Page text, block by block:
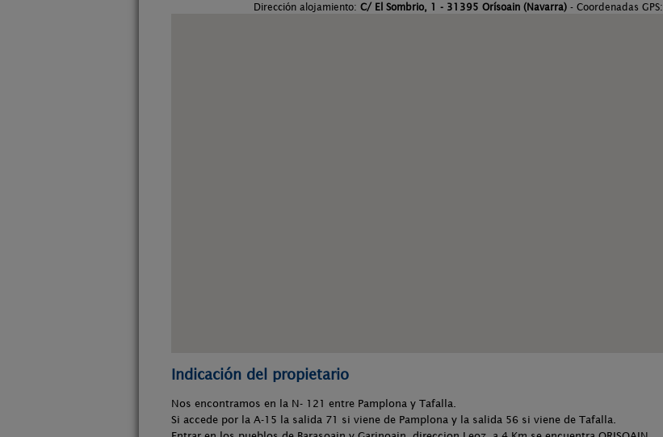
Dirección alojamiento: C/ El Sombrio, 1 - 31395 Orísoain (Navarra) - Coordenadas GPS:
Indicación del propietario
Nos encontramos en la N- 121 entre Pamplona y Tafalla.
Si accede por la A-15 la salida 71 si viene de Pamplona y la salida 56 si viene de Tafalla.